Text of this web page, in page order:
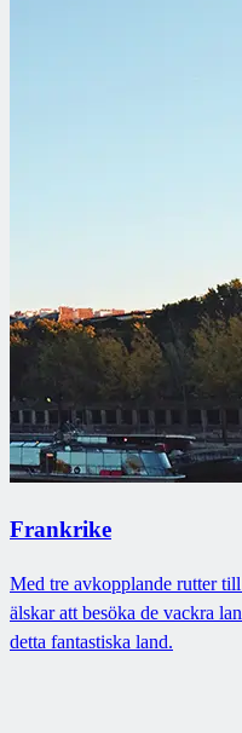
Frankrike
Med tre avkopplande rutter
älskar att besöka de vackra
detta fantastiska land.